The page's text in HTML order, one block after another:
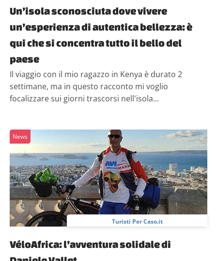
Un’isola sconosciuta dove vivere
un’esperienza di autentica bellezza: è
qui che si concentra tutto il bello del
paese
Il viaggio con il mio ragazzo in Kenya è durato 2
settimane, ma in questo racconto mi voglio
focalizzare sui giorni trascorsi nell'isola...
News
Turisti Per Caso.it
VéloAfrica: l’avventura solidale di